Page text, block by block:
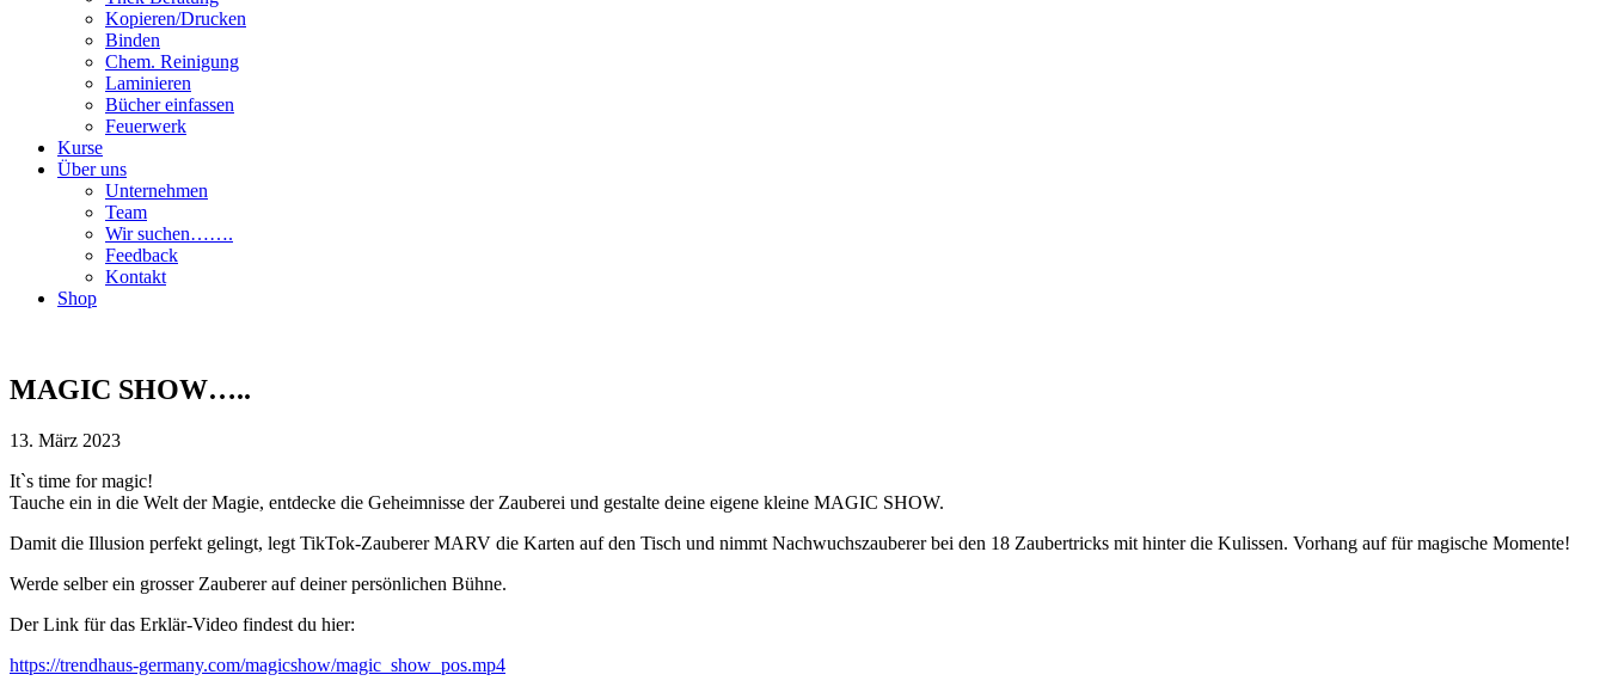
Kopieren/Drucken
Binden
Chem. Reinigung
Laminieren
Bücher einfassen
Feuerwerk
Kurse
Über uns
Unternehmen
Team
Wir suchen…….
Feedback
Kontakt
Shop
MAGIC SHOW…..
13. März 2023
It`s time for magic!
Tauche ein in die Welt der Magie, entdecke die Geheimnisse der Zauberei und gestalte deine eigene kleine MAGIC SHOW.
Damit die Illusion perfekt gelingt, legt TikTok-Zauberer MARV die Karten auf den Tisch und nimmt Nachwuchszauberer bei den 18 Zaubertricks mit hinter die Kulissen. Vorhang auf für magische Momente!
Werde selber ein grosser Zauberer auf deiner persönlichen Bühne.
Der Link für das Erklär-Video findest du hier:
https://trendhaus-germany.com/magicshow/magic_show_pos.mp4